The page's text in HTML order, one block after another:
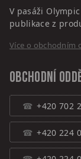
V pasáži
publikace z
Více o obchodním
Obchodní
+420 702
+420 224